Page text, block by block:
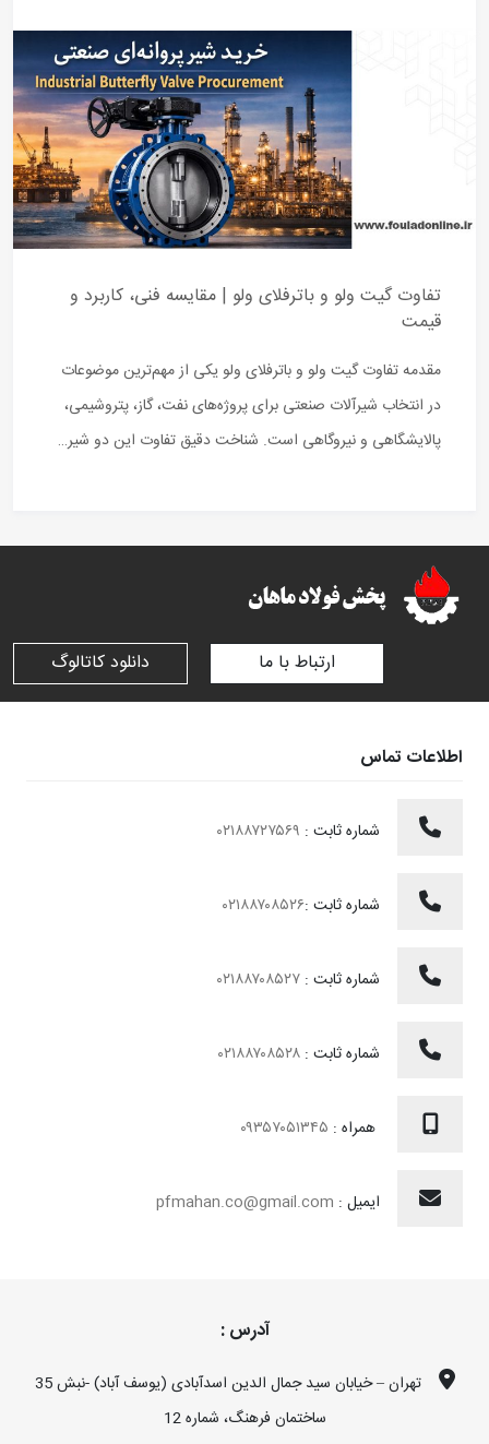
تفاوت گیت ولو و باترفلای ولو | مقایسه فنی، کاربرد و
قیمت
مقدمه تفاوت گیت ولو و باترفلای ولو یکی از مهم‌ترین موضوعات
در انتخاب شیرآلات صنعتی برای پروژه‌های نفت، گاز، پتروشیمی،
پالایشگاهی و نیروگاهی است. شناخت دقیق تفاوت این دو شیر…
ارتباط با ما دانلود کاتالوگ
اطلاعات تماس
شماره ثابت :
شماره ثابت :۰۲۱۸۸۷۰۸۵۲۶
شماره ثابت :
شماره ثابت :
همراه :
ایمیل : pfmahan.co@gmail.com
آدرس :
تهران – خیابان سید جمال الدین اسدآبادی (یوسف آباد) -نبش 35
ساختمان فرهنگ، شماره 12